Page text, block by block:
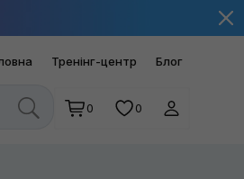
Тренінг-центр Блог
0 0